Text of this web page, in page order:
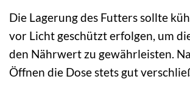
Die Lagerung des Futters sollte
vor Licht geschützt erfolgen, um
den Nährwert zu gewährleisten.
Öffnen die Dose stets gut